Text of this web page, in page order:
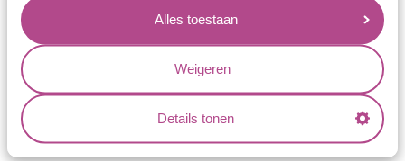
Alles toestaan
Weigeren
Details tonen
Jouw voordelen
Conflictvrije Materialen
Oneindig veel mogelijkheden
Kwaliteit
Juweliers & Contact